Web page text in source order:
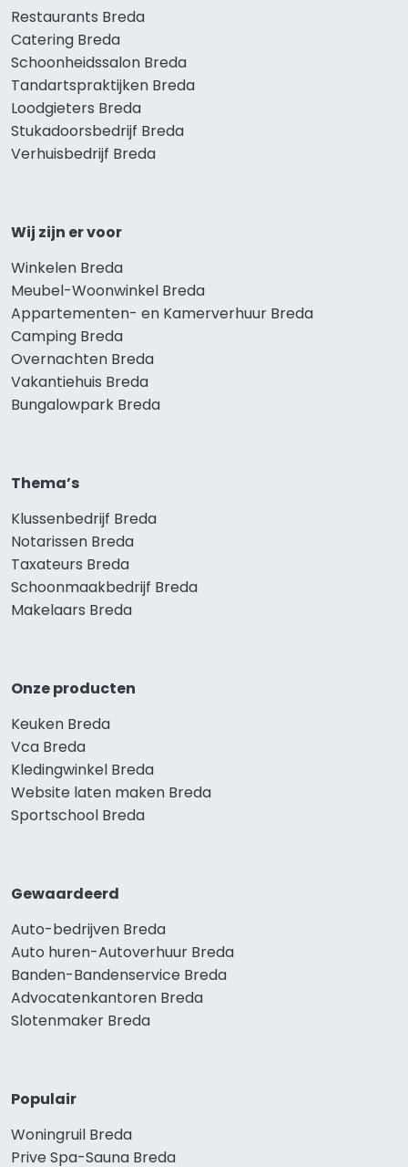
Restaurants Breda
Catering Breda
Schoonheidssalon Breda
Tandartspraktijken Breda
Loodgieters Breda
Stukadoorsbedrijf Breda
Verhuisbedrijf Breda
Wij zijn er voor
Winkelen Breda
Meubel-Woonwinkel Breda
Appartementen- en Kamerverhuur Breda
Camping Breda
Overnachten Breda
Vakantiehuis Breda
Bungalowpark Breda
Thema’s
Klussenbedrijf Breda
Notarissen Breda
Taxateurs Breda
Schoonmaakbedrijf Breda
Makelaars Breda
Onze producten
Keuken Breda
Vca Breda
Kledingwinkel Breda
Website laten maken Breda
Sportschool Breda
Gewaardeerd
Auto-bedrijven Breda
Auto huren-Autoverhuur Breda
Banden-Bandenservice Breda
Advocatenkantoren Breda
Slotenmaker Breda
Populair
Woningruil Breda
Prive Spa-Sauna Breda